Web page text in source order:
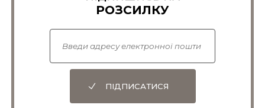
РОЗСИЛКУ
ПІДПИСАТИСЯ